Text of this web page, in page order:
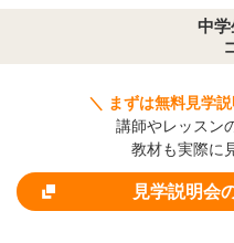
中
＼ まずは無料見学
講師やレッスン
教材も実際に
見学説明会